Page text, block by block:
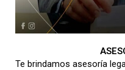
Te brindamos asesoría